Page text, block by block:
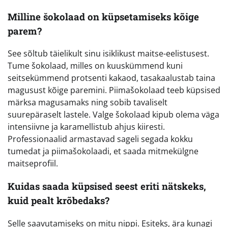
Milline šokolaad on küpsetamiseks kõige
parem?
See sõltub täielikult sinu isiklikust maitse-eelistusest.
Tume šokolaad, milles on kuuskümmend kuni
seitsekümmend protsenti kakaod, tasakaalustab taina
magusust kõige paremini. Piimašokolaad teeb küpsised
märksa magusamaks ning sobib tavaliselt
suurepäraselt lastele. Valge šokolaad kipub olema väga
intensiivne ja karamellistub ahjus kiiresti.
Professionaalid armastavad sageli segada kokku
tumedat ja piimašokolaadi, et saada mitmekülgne
maitseprofiil.
Kuidas saada küpsised seest eriti nätskeks,
kuid pealt krõbedaks?
Selle saavutamiseks on mitu nippi. Esiteks, ära kunagi